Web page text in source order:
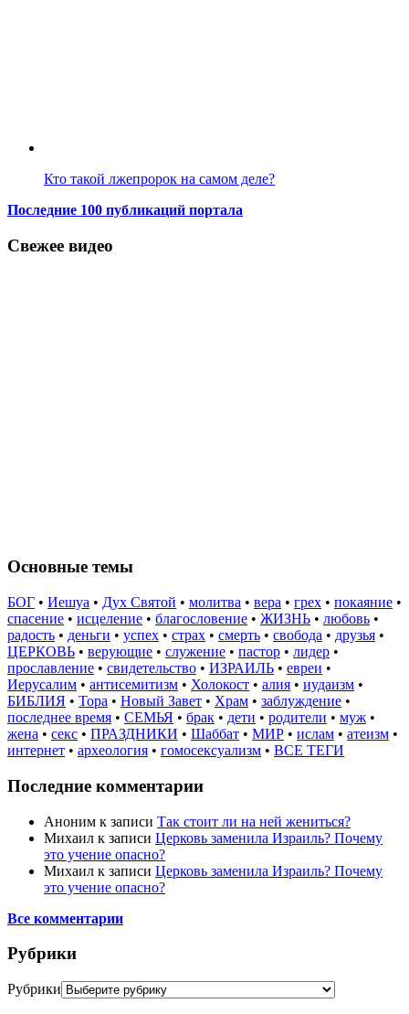
Кто такой лжепророк на самом деле?
Последние 100 публикаций портала
Свежее видео
Основные темы
БОГ • Иешуа • Дух Святой • молитва • вера • грех • покаяние •
спасение • исцеление • благословение • ЖИЗНЬ • любовь •
радость • деньги • успех • страх • смерть • свобода • друзья •
ЦЕРКОВЬ • верующие • служение • пастор • лидер •
прославление • свидетельство • ИЗРАИЛЬ • евреи •
Иерусалим • антисемитизм • Холокост • алия • иудаизм •
БИБЛИЯ • Тора • Новый Завет • Храм • заблуждение •
последнее время • СЕМЬЯ • брак • дети • родители • муж •
жена • секс • ПРАЗДНИКИ • Шаббат • МИР • ислам • атеизм •
интернет • археология • гомосексуализм • ВСЕ ТЕГИ
Последние комментарии
Аноним к записи Так стоит ли на ней жениться?
Михаил к записи Церковь заменила Израиль? Почему
это учение опасно?
Михаил к записи Церковь заменила Израиль? Почему
это учение опасно?
Все комментарии
Рубрики
Рубрики